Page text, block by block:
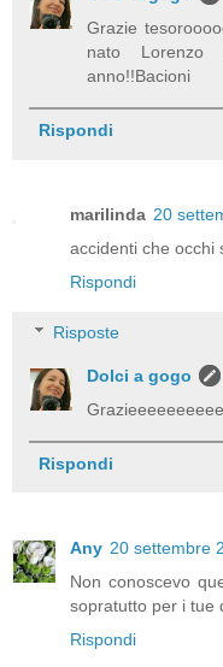
Grazie
nato Lorenzo
anno!!Bacioni
Rispondi
marilinda 20
accidenti che occhi
Rispondi
Risposte
Dolci a gogo
Rispondi
Any 20 settembre
Non conoscevo
sopratutto per i tue
Rispondi